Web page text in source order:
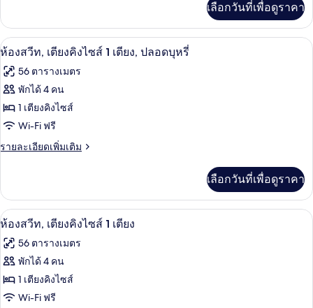
ซ์
สวีท,
เตียง
คิง
ไซส์
1
เตียง
เกี่ยว
กับ
ห้อง
ลัก
ซ์
ท,
เตียง
ไซส์
เลือกวันที่เพื่อดูราคา
เปิด
ภาพถ่าย
ทั้งหมด
ของ
ห้อง
สวีท,
คิง
ไซส์
1
เตียง,
ปลอด
บุหรี่
1 ห้องนอน, ตู้นิรภัยในห้องพัก, โต๊ะทำง
6
ห้องสวีท, เตียงคิงไซส์ 1 เตียง, ปลอดบุหรี่
56 ตารางเมตร
พักได้ 4 คน
1 เตียงคิงไซส์
Wi-Fi ฟรี
รายละเอียดเพิ่มเติม
ราย
เกี่ยว
กับ
ห้อง
ท,
เตียง
ไซส์
เลือกวันที่เพื่อดูราคา
เปิด
ภาพถ่าย
ทั้งหมด
ของ
ห้อง
1 ห้องนอน, ตู้นิรภัยในห้องพัก, โต๊ะทำง
6
ห้องสวีท, เตียงคิงไซส์ 1 เตียง
56 ตารางเมตร
พักได้ 4 คน
1 เตียงคิงไซส์
Wi-Fi ฟรี